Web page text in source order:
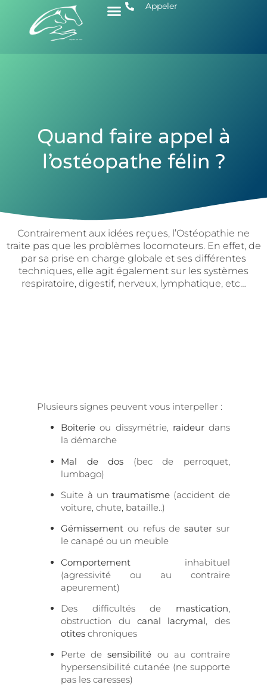
Appeler
Quand faire appel à
l’ostéopathe félin ?
Contrairement aux idées reçues, l’Ostéopathie ne
traite pas que les problèmes locomoteurs. En effet, de
par sa prise en charge globale et ses différentes
techniques, elle agit également sur les systèmes
respiratoire, digestif, nerveux, lymphatique, etc…
Plusieurs signes peuvent vous interpeller :
Boiterie ou dissymétrie, raideurdans
la démarche
Mal de dos (bec de perroquet,
lumbago)
Suite à untraumatisme (accident de
voiture, chute, bataille..)
Gémissement ou refus de sautersur
le canapé ou un meuble
Comportement inhabituel
(agressivité ou au contraire
apeurement)
Des difficultés de mastication,
obstruction du canal lacrymal, des
otites chroniques
Perte desensibilité ou au contraire
hypersensibilité cutanée (ne supporte
pas les caresses)